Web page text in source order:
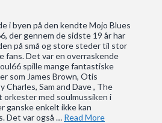
i byen på den kendte Mojo Blues
der gennem de sidste 19 år har
på små og store steder til stor
fans. Det var en overraskende
spille mange fantastiske
som James Brown, Otis
Charles, Sam and Dave , The
orkester med soulmussiken i
ganske enkelt ikke kan
Det var også … Read More